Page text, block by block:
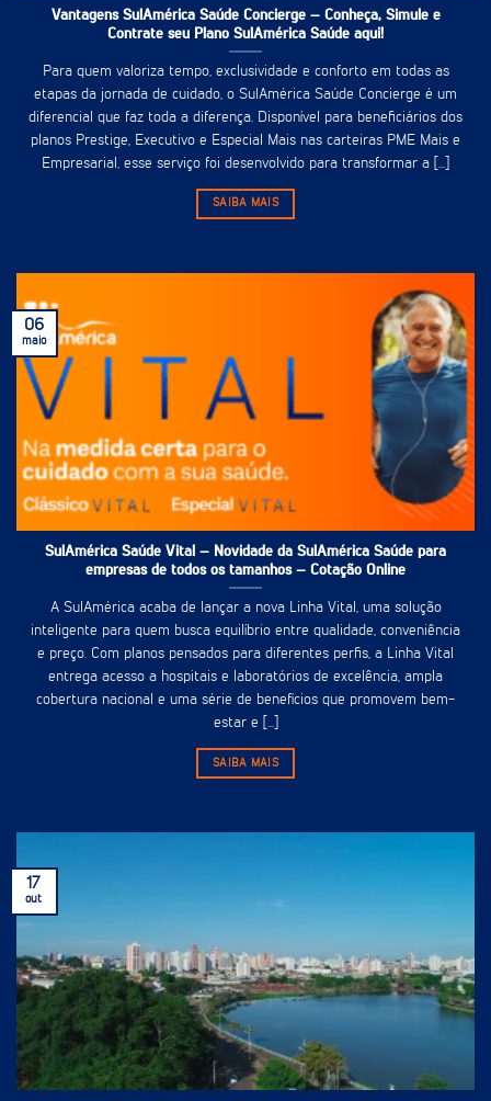
Vantagens SulAmérica Saúde Concierge – Conheça, Simule e
Contrate seu Plano SulAmérica Saúde aqui!
Para quem valoriza tempo, exclusividade e conforto em todas as
etapas da jornada de cuidado, o SulAmérica Saúde Concierge é um
diferencial que faz toda a diferença. Disponível para beneficiários dos
planos Prestige, Executivo e Especial Mais nas carteiras PME Mais e
Empresarial, esse serviço foi desenvolvido para transformar a [...]
SAIBA MAIS
SulAmérica Saúde Vital – Novidade da SulAmérica Saúde para
empresas de todos os tamanhos – Cotação Online
A SulAmérica acaba de lançar a nova Linha Vital, uma solução
inteligente para quem busca equilíbrio entre qualidade, conveniência
e preço. Com planos pensados para diferentes perfis, a Linha Vital
entrega acesso a hospitais e laboratórios de excelência, ampla
cobertura nacional e uma série de benefícios que promovem bem-
estar e [...]
SAIBA MAIS
06
maio
17
out